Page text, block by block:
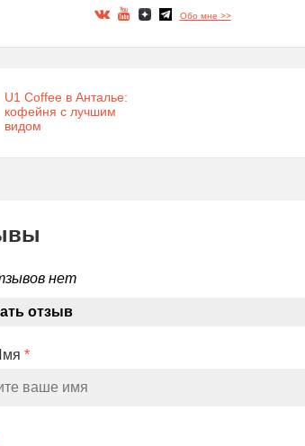
Обо мне >>
U1 Coffee в Анталье:
кофейня с лучшим
видом
нет
отзыв
*